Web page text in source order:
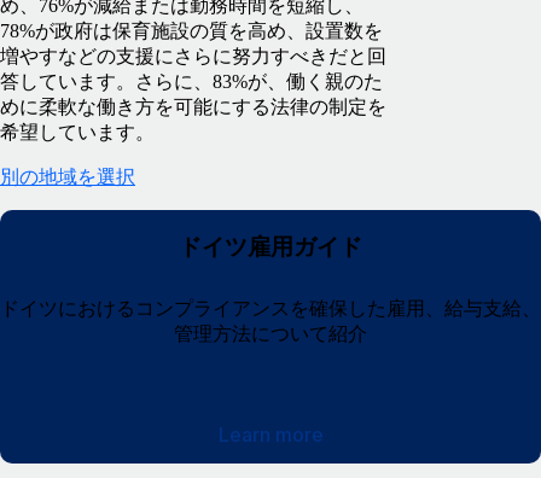
め、76%が減給または勤務時間を短縮し、
78%が政府は保育施設の質を高め、設置数を
増やすなどの支援にさらに努力すべきだと回
答しています。さらに、83%が、働く親のた
めに柔軟な働き方を可能にする法律の制定を
希望しています。
別の地域を選択
ドイツ雇用ガイド
ドイツにおけるコンプライアンスを確保した雇用、給与支給、
管理方法について紹介
Learn more